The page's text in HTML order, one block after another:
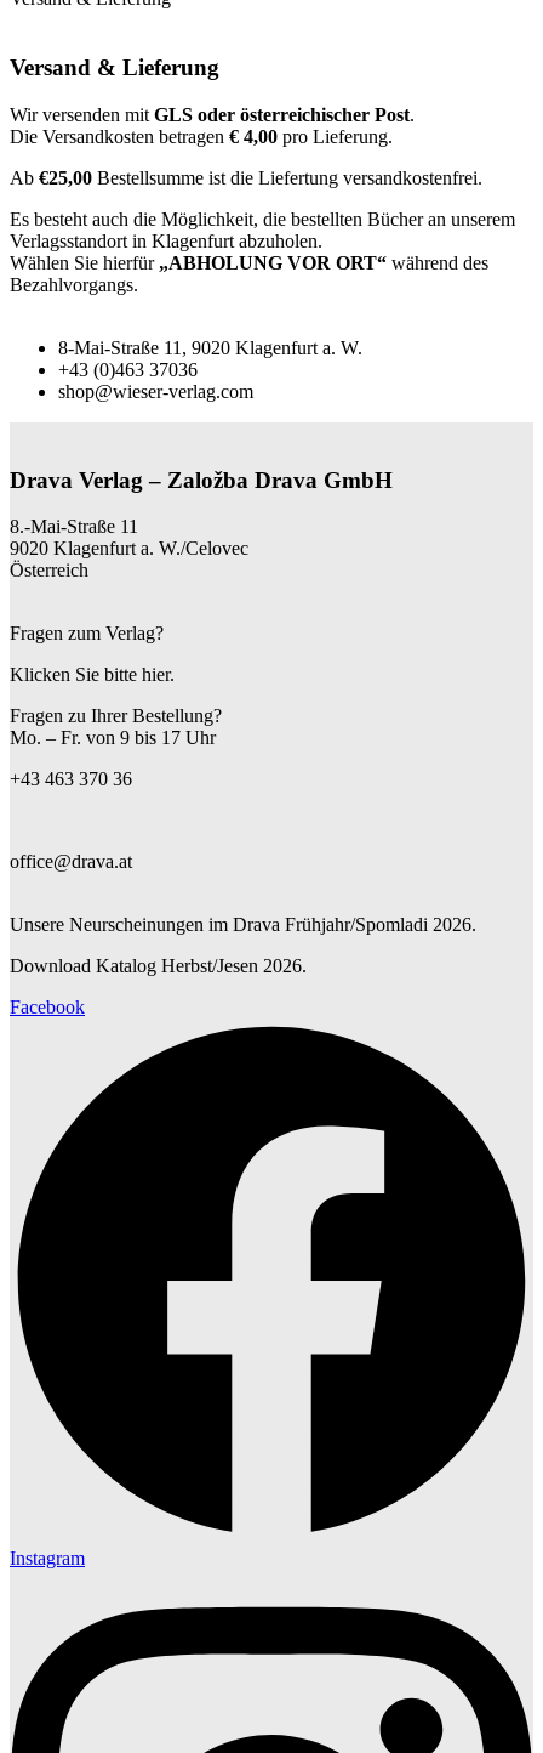
Versand & Lieferung
Wir versenden mit GLS oder österreichischer Post.
Die Versandkosten betragen € 4,00 pro Lieferung.
Ab €25,00 Bestellsumme ist die Liefertung versandkostenfrei.
Es besteht auch die Möglichkeit, die bestellten Bücher an unserem
Verlagsstandort in Klagenfurt abzuholen.
Wählen Sie hierfür „ABHOLUNG VOR ORT“ während des
Bezahlvorgangs.
8-Mai-Straße 11, 9020 Klagenfurt a. W.
+43 (0)463 37036
shop@wieser-verlag.com
Drava Verlag – Založba Drava GmbH
8.-Mai-Straße 11
9020 Klagenfurt a. W./Celovec
Österreich
Fragen zum Verlag?
Klicken Sie bitte hier.
Fragen zu Ihrer Bestellung?
Mo. – Fr. von 9 bis 17 Uhr
+43 463 370 36
office@drava.at
Unsere Neurscheinungen im Drava Frühjahr/Spomladi 2026.
Download Katalog Herbst/Jesen 2026.
Facebook
Instagram